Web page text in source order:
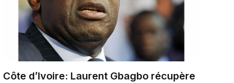
Côte d’Ivoire: Laurent Gbagbo récupère